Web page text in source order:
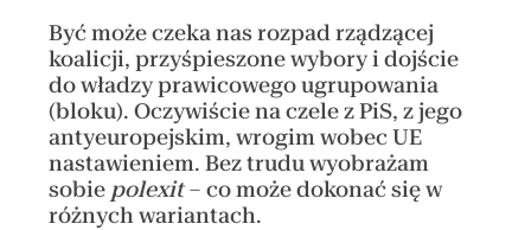
Być może czeka nas rozpad rządzącej
koalicji, przyśpieszone wybory i dojście
do władzy prawicowego ugrupowania
(bloku). Oczywiście na czele z PiS, z jego
antyeuropejskim, wrogim wobec UE
nastawieniem. Bez trudu wyobrażam
sobie polexit– co może dokonać się w
różnych wariantach.